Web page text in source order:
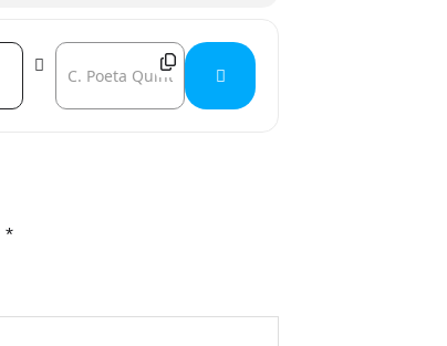
Destination Address - Kreddy Fruegger + Nestter
*